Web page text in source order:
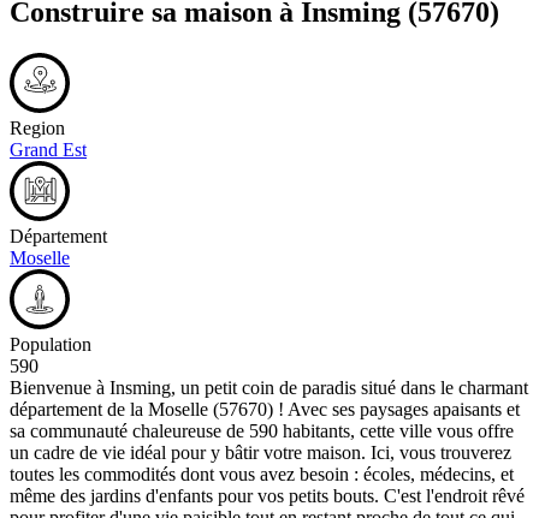
Construire sa maison à Insming (57670)
Region
Grand Est
Département
Moselle
Population
590
Bienvenue à Insming, un petit coin de paradis situé dans le charmant
département de la Moselle (57670) ! Avec ses paysages apaisants et
sa communauté chaleureuse de 590 habitants, cette ville vous offre
un cadre de vie idéal pour y bâtir votre maison. Ici, vous trouverez
toutes les commodités dont vous avez besoin : écoles, médecins, et
même des jardins d'enfants pour vos petits bouts. C'est l'endroit rêvé